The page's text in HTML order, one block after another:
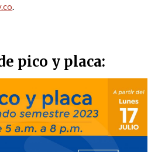
.
pico y placa: